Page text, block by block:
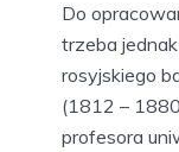
Do
trzeba
rosyjskiego
(1812 –
profesora